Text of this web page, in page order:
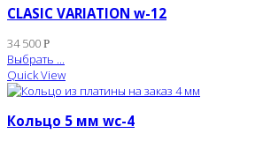
CLASIC VARIATION w-12
34 500 Р
Выбрать ...
Quick View
Кольцо 5 мм wc-4